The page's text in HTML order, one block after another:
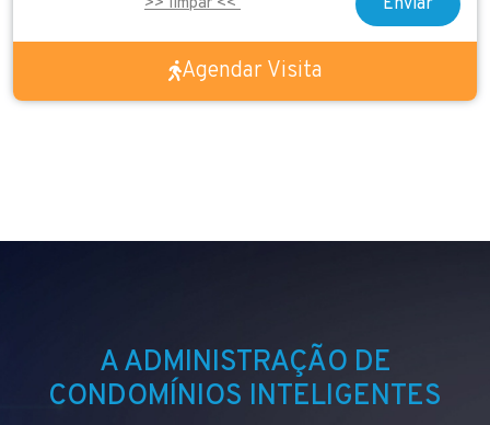
Agendar Visita
A ADMINISTRAÇÃO DE
CONDOMÍNIOS INTELIGENTES